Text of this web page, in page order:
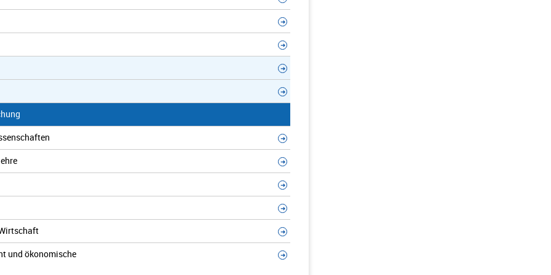
und ökonomische